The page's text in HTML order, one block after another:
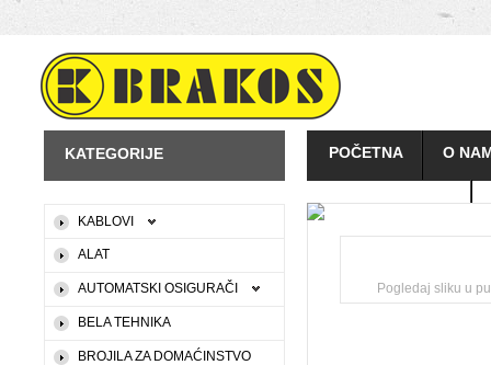
POČETNA O
KAKO KUPOVATI
KATEGORIJE
KABLOVI
ALAT
AUTOMATSKI OSIGURAČI
BELA TEHNIKA
BROJILA ZA DOMAĆINSTVO
Pogledaj sliku u